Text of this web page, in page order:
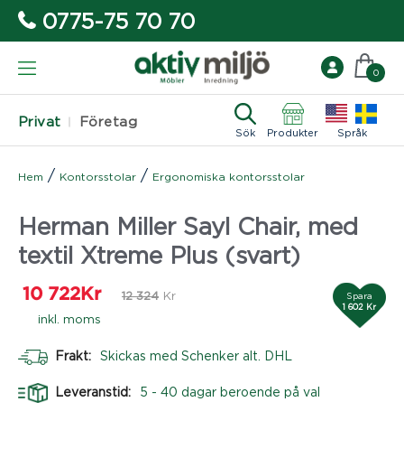
0775-75 70 70
Privat Företag
Sök Produkter Språk
0
Hem / Kontorsstolar / Ergonomiska kontorsstolar
Herman Miller Sayl Chair, med
textil Xtreme Plus (svart)
10 722 Kr
inkl. moms
12 324 Kr Spara
1 602 Kr
Frakt: Skickas med Schenker alt. DHL
Leveranstid: 5 - 40 dagar beroende på val